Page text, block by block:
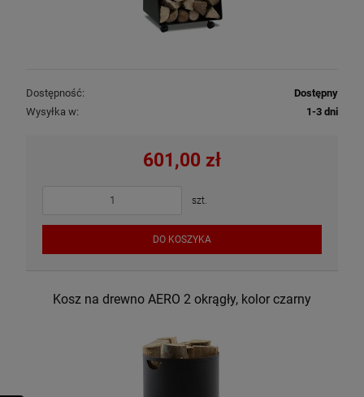
Dostępność:
Dostępny
Wysyłka w:
1-3 dni
601,00 zł
szt.
DO KOSZYKA
Kosz na drewno AERO 2 okrągły, kolor czarny